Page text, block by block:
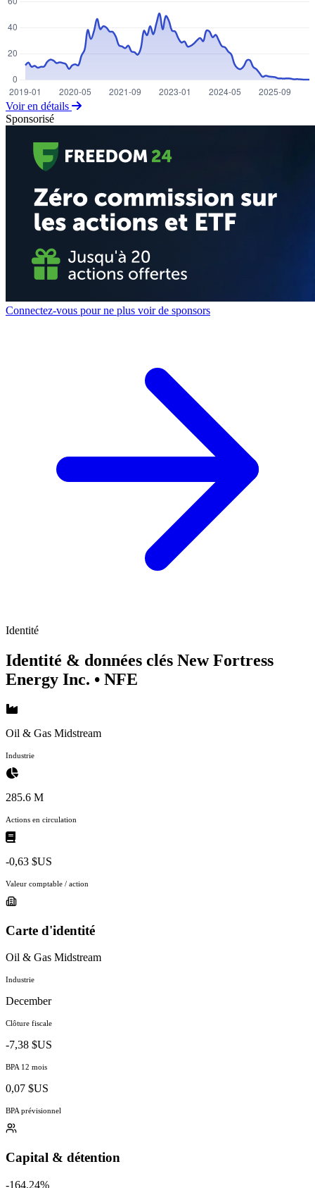
Voir en détails
Sponsorisé
Connectez-vous pour ne plus voir de sponsors
Identité
Identité & données clés New Fortress
Energy Inc. • NFE
Oil & Gas Midstream
Industrie
285.6 M
Actions en circulation
-0,63 $US
Valeur comptable / action
Carte d'identité
Oil & Gas Midstream
Industrie
December
Clôture fiscale
-7,38 $US
BPA 12 mois
0,07 $US
BPA prévisionnel
Capital & détention
-164.24%